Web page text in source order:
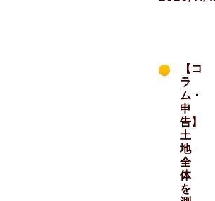
【コ
ラ
ム・
申
告】
土
地
全
体
を